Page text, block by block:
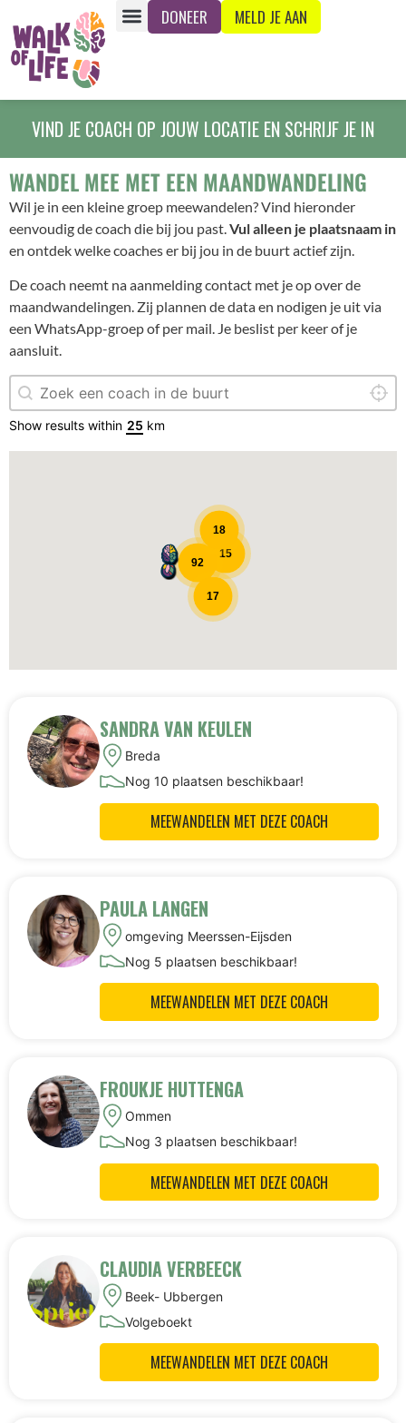
inhoud
DONEER MELD JE AAN
VIND JE COACH OP JOUW LOCATIE EN SCHRIJF JE IN
WANDEL MEE MET EEN MAANDWANDELING
Wil je in een kleine groep meewandelen? Vind hieronder
eenvoudig de coach die bij jou past.Vul alleen je plaatsnaam in
en ontdek welke coaches er bij jou in de buurt actief zijn.
De coach neemt na aanmelding contact met je op over de
maandwandelingen. Zij plannen de data en nodigen je uit via
een WhatsApp-groep of per mail. Je beslist per keer of je
aansluit.
COACHVINDER
Geolocation
Show results within km
15
92
18
17
SANDRA VAN KEULEN
Breda
Nog 10 plaatsen beschikbaar!
MEEWANDELEN MET DEZE COACH
PAULA LANGEN
omgeving Meerssen-Eijsden
Nog 5 plaatsen beschikbaar!
MEEWANDELEN MET DEZE COACH
FROUKJE HUTTENGA
Ommen
Nog 3 plaatsen beschikbaar!
MEEWANDELEN MET DEZE COACH
CLAUDIA VERBEECK
Beek- Ubbergen
Volgeboekt
MEEWANDELEN MET DEZE COACH